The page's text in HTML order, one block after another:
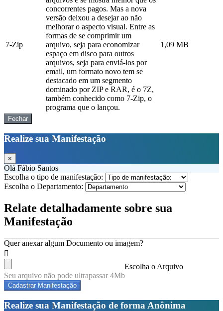
7-Zip
concorrentes pagos. Mas a nova
versão deixou a desejar ao não
melhorar o aspecto visual. Entre as
formas de se comprimir um
arquivo, seja para economizar
espaço em disco para outros
arquivos, seja para enviá-los por
email, um formato novo tem se
destacado em um segmento
dominado por ZIP e RAR, é o 7Z,
também conhecido como 7-Zip, o
programa que o lançou.
1,09 MB
Fechar
Realize sua Manifestação
×
Olá Fábio Santos
Escolha o tipo de manifestação:
Escolha o Departamento:
Relate detalhadamente sobre sua
Manifestação
Quer anexar algum Documento ou imagem?
Escolha o Arquivo
Seu arquivo não pode ultrapassar 4Mb
Cadastrar Manifestação
Realize sua Manifestação de forma Anônima